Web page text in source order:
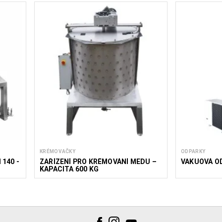
140 -
KRÉMOVAČKY
ZAŘÍZENÍ PRO KRÉMOVÁNÍ MEDU –
KAPACITA 600 KG
ODPARKY
VAKUOVÁ